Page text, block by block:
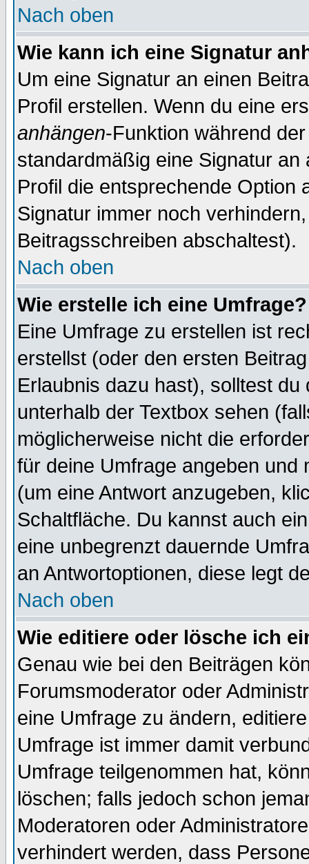
Nach oben
Wie kann ich eine Signatur
Um eine Signatur an einen
Profil erstellen. Wenn du eine
anhängen-Funktion während
standardmäßig eine Signatur
Profil die entsprechende Option
Signatur immer noch
Beitragsschreiben abschaltest).
Nach oben
Wie erstelle ich eine Umfrage?
Eine Umfrage zu erstellen ist
erstellst (oder den ersten
Erlaubnis dazu hast), solltest
unterhalb der Textbox sehen
möglicherweise nicht die
für deine Umfrage angeben und
(um eine Antwort anzugeben,
Schaltfläche. Du kannst auch
eine unbegrenzt dauernde
an Antwortoptionen, diese legt
Nach oben
Wie editiere oder lösche ich
Genau wie bei den Beiträgen
Forumsmoderator oder
eine Umfrage zu ändern,
Umfrage ist immer damit
Umfrage teilgenommen hat,
löschen; falls jedoch schon
Moderatoren oder
verhindert werden, dass